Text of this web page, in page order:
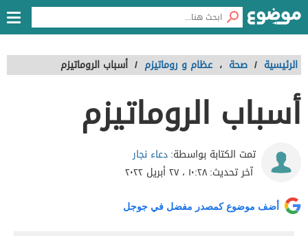
الرئيسية / صحة ، عظام و روماتيزم / أسباب الروماتيزم
أسباب الروماتيزم
تمت الكتابة بواسطة:دعاء نجار
آخر تحديث:١٠:٢٨ ، ٢٧ أبريل ٢٠٢٢
أضف موضوع كمصدر مفضل في جوجل